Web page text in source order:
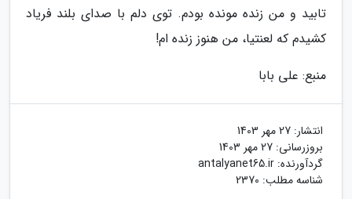
تابید و من زنده مونده بودم. توی دلم با صدای بلند فریاد
کشیدم که لعنتیا، من هنوز زنده ام!
منبع: علی بابا
انتشار: 27 مهر 1403
بروزرسانی: 27 مهر 1403
گردآورنده: antalyanet65.ir
شناسه مطلب: 2370